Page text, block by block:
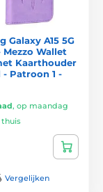
Galaxy A15 5G
Mezzo Wallet
Kaarthouder
- Patroon 1 -
, op maandag
thuis
Vergelijken